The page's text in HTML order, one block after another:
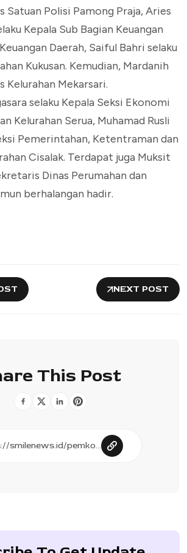
Satuan Polisi Pamong Praja, Aries
Kepala Sub Bagian Keuangan
Daerah, Saiful Bahri selaku
Kukusan. Kemudian, Mardanih
Kelurahan Mekarsari.
selaku Kepala Seksi Ekonomi
Kelurahan Serua, Muhamad Rusli
Pemerintahan, Ketentraman dan
Cisalak. Terdapat juga Muksit
Dinas Perumahan dan
berhalangan hadir.
NEXT POST
This Post